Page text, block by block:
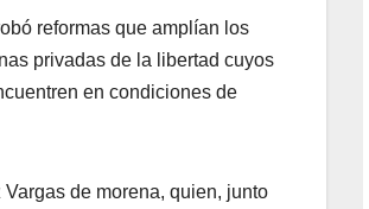
reformas que amplían los
privadas de la libertad cuyos
en condiciones de
de morena, quien, junto